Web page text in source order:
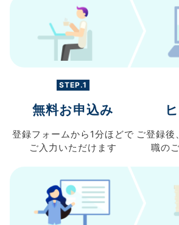
STEP.1
無料お申込み
登録フォームから 1分ほどで
ご入力 いただけます
ご登録後
職の